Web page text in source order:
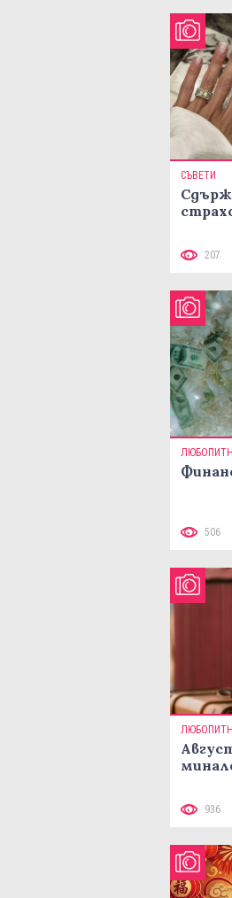
СЪВЕТИ
207
506
936